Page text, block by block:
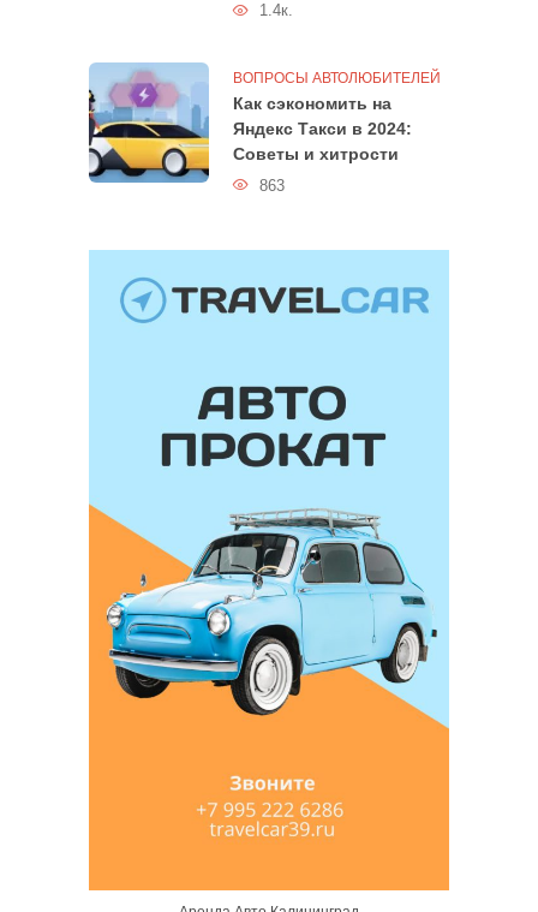
1.4к.
ВОПРОСЫ АВТОЛЮБИТЕЛЕЙ
Как сэкономить на
Яндекс Такси в 2024:
Советы и хитрости
863